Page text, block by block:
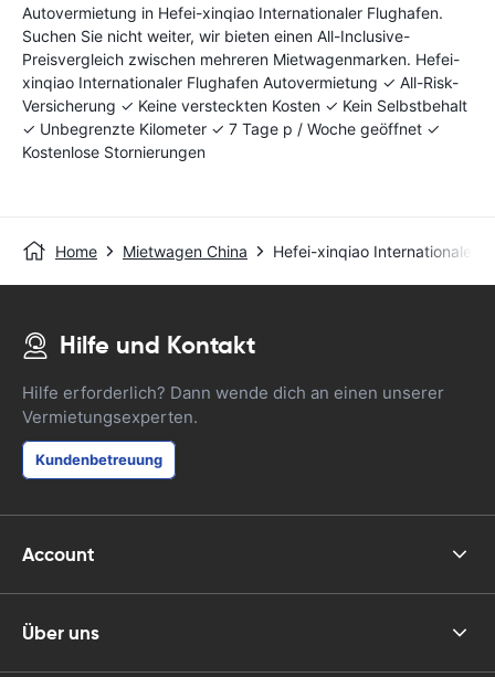
Autovermietung in Hefei-xinqiao Internationaler Flughafen.
Suchen Sie nicht weiter, wir bieten einen All-Inclusive-
Preisvergleich zwischen mehreren Mietwagenmarken. Hefei-
xinqiao Internationaler Flughafen Autovermietung ✓ All-Risk-
Versicherung ✓ Keine versteckten Kosten ✓ Kein Selbstbehalt
✓ Unbegrenzte Kilometer ✓ 7 Tage p / Woche geöffnet ✓
Kostenlose Stornierungen
Home Mietwagen China Hefei-xinqiao Internationaler
Hilfe und Kontakt
Hilfe erforderlich? Dann wende dich an einen unserer
Vermietungsexperten.
Kundenbetreuung
Account
Über uns